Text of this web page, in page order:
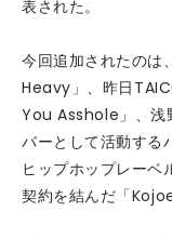
表された。
今回追加されたのは
Heavy」、昨日
You Asshole」、
バーとして活動する
ヒップホップレー
契約を結んだ「